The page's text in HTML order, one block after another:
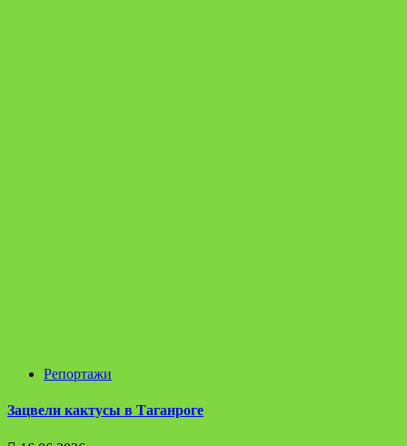
Репортажи
Зацвели кактусы в Таганроге